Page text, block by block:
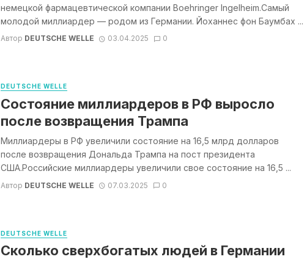
немецкой фармацевтической компании Boehringer Ingelheim.Самый
молодой миллиардер — родом из Германии. Йоханнес фон Баумбах ...
Автор DEUTSCHE WELLE 03.04.2025 0
DEUTSCHE WELLE
Состояние миллиардеров в РФ выросло
после возвращения Трампа
Миллиардеры в РФ увеличили состояние на 16,5 млрд долларов
после возвращения Дональда Трампа на пост президента
США.Российские миллиардеры увеличили свое состояние на 16,5 ...
Автор DEUTSCHE WELLE 07.03.2025 0
DEUTSCHE WELLE
Сколько сверхбогатых людей в Германии